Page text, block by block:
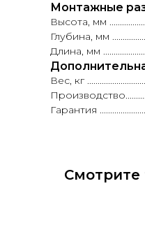
Монтажные
Высота, мм
Глубина, мм
Длина, мм
Вес, кг
Гарантия
Смотрите